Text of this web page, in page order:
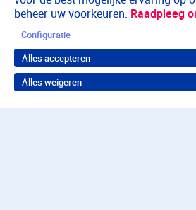
beheer uw voorkeuren. Raadpleeg
Configuratie
Alles accepteren
Alles weigeren